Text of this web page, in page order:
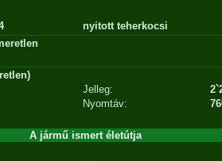
nyitott teherkocsi
Jelleg:
Nyomtáv:
A jármű ismert életútja